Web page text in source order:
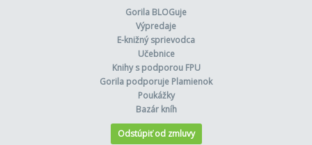
Gorila BLOGuje
Výpredaje
E-knižný sprievodca
Učebnice
Knihy s podporou FPU
Gorila podporuje Plamienok
Poukážky
Bazár kníh
Odstúpiť od zmluvy